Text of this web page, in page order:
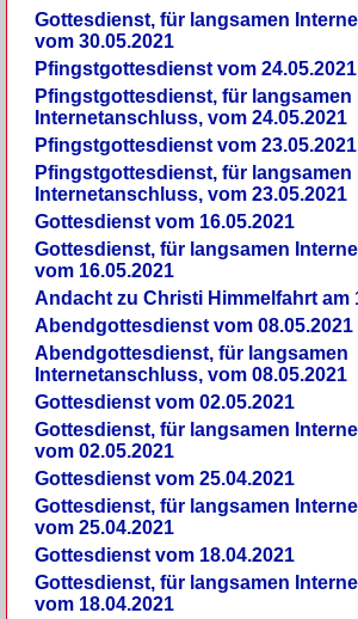
Gottesdienst, für langsamen
vom 30.05.2021
Pfingstgottesdienst vom 24.05.2021
Pfingstgottesdienst, für langsamen
Internetanschluss, vom 24.05.2021
Pfingstgottesdienst vom 23.05.2021
Pfingstgottesdienst, für langsamen
Internetanschluss, vom 23.05.2021
Gottesdienst vom 16.05.2021
Gottesdienst, für langsamen
vom 16.05.2021
Andacht zu Christi Himmelfahrt am
Abendgottesdienst vom 08.05.2021
Abendgottesdienst, für langsamen
Internetanschluss, vom 08.05.2021
Gottesdienst vom 02.05.2021
Gottesdienst, für langsamen
vom 02.05.2021
Gottesdienst vom 25.04.2021
Gottesdienst, für langsamen
vom 25.04.2021
Gottesdienst vom 18.04.2021
Gottesdienst, für langsamen
vom 18.04.2021